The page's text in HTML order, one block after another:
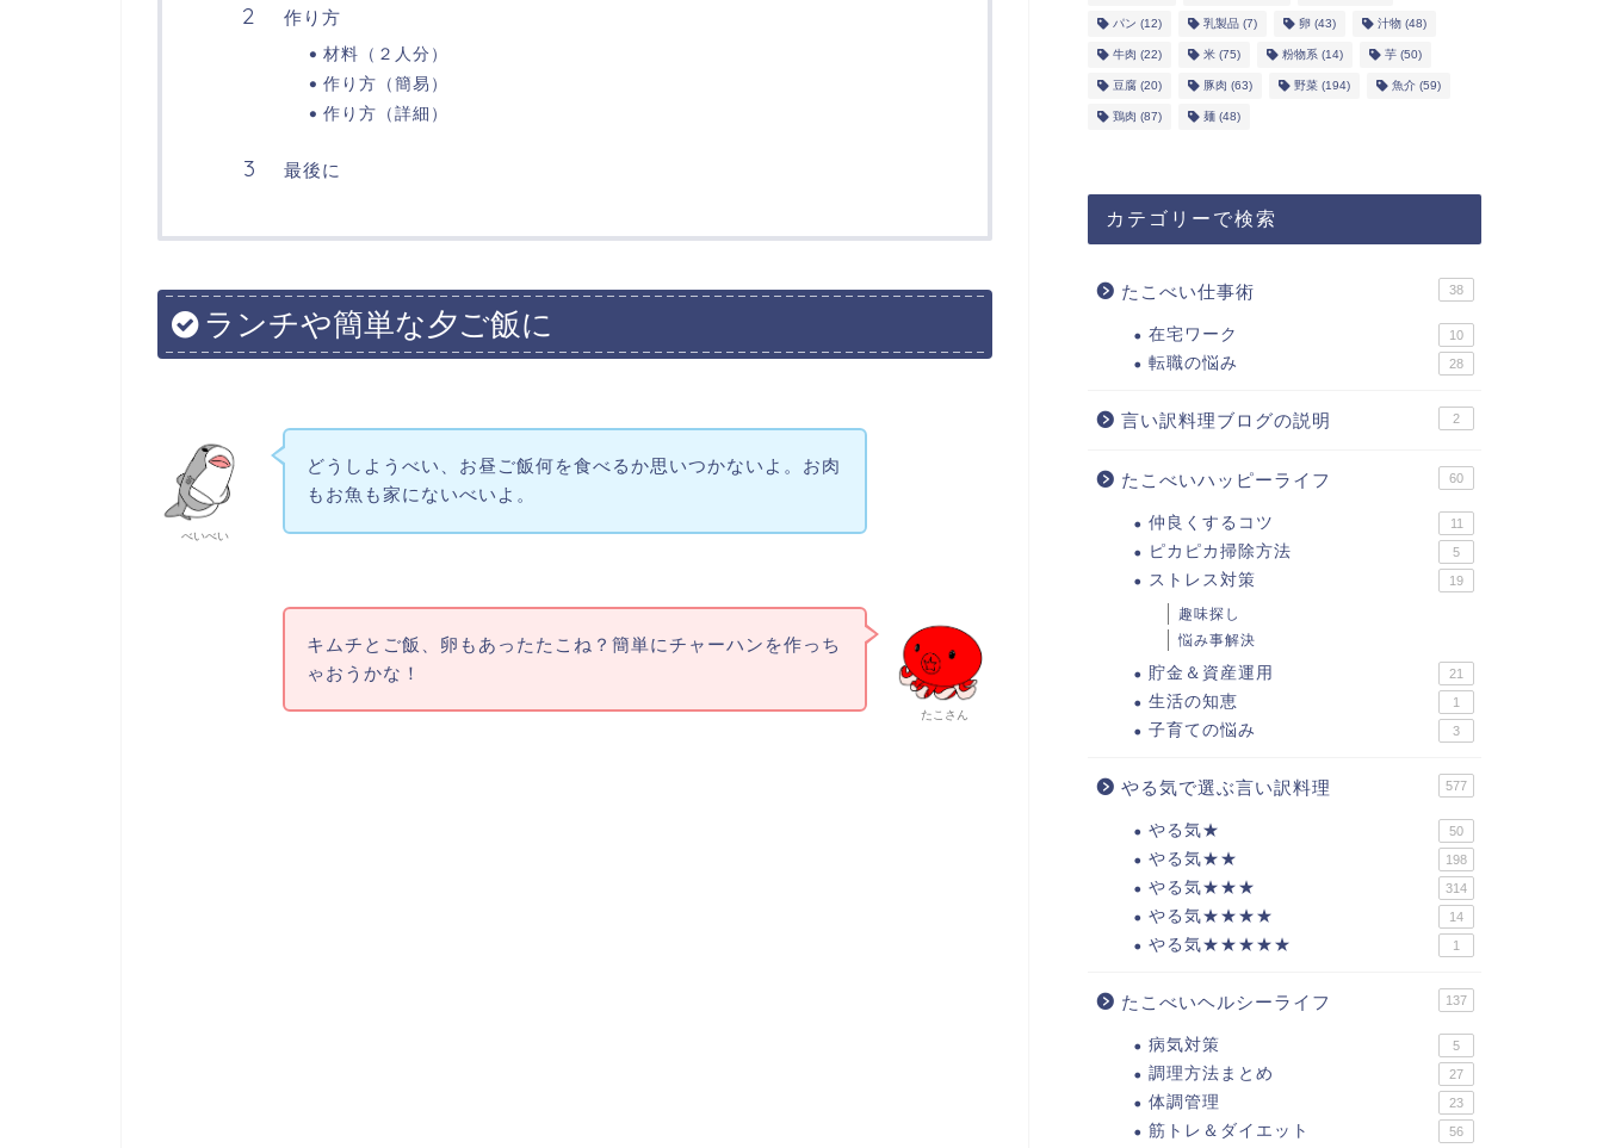
作り方
材料（２人分）
作り方（簡易）
作り方（詳細）
最後に
ランチや簡単な夕ご飯に
べいべい
どうしようべい、お昼ご飯何を食べるか思いつかないよ。お肉
もお魚も家にないべいよ。
たこさん
キムチとご飯、卵もあったたこね？簡単にチャーハンを作っち
ゃおうかな！
パン (12) 乳製品(7) 卵 (43) 汁物(48)
牛肉 (22) 米(75) 粉物系 (14) 芋(50)
豆腐(20) 豚肉 (63) 野菜(194) 魚介(59)
鶏肉 (87) 麺(48)
カテゴリーで検索
たこべい仕事術 38
在宅ワーク 10
転職の悩み 28
言い訳料理ブログの説明 2
たこべいハッピーライフ 60
仲良くするコツ 11
ピカピカ掃除方法 5
ストレス対策 19
趣味探し
悩み事解決
貯金＆資産運用 21
生活の知恵 1
子育ての悩み 3
やる気で選ぶ言い訳料理 577
やる気★ 50
やる気★★ 198
やる気★★★ 314
やる気★★★★ 14
やる気★★★★★ 1
たこべいヘルシーライフ 137
病気対策 5
調理方法まとめ 27
体調管理 23
筋トレ＆ダイエット 56